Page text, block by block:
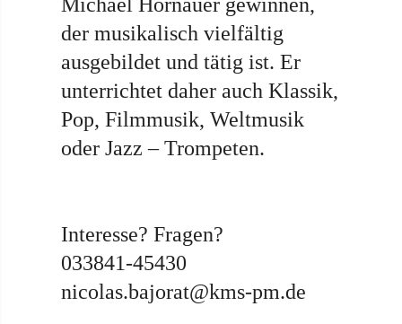
der musikalisch vielfältig
ausgebildet und tätig ist. Er
unterrichtet daher auch Klassik,
Pop, Filmmusik, Weltmusik
oder Jazz – Trompeten.
Interesse? Fragen?
033841-45430
nicolas.bajorat@kms-pm.de